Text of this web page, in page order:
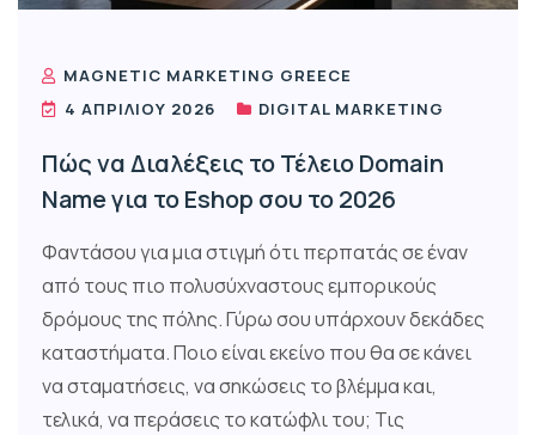
MAGNETIC MARKETING GREECE
4 ΑΠΡΙΛΊΟΥ 2026
DIGITAL MARKETING
Πώς να Διαλέξεις το Τέλειο Domain
Name για το Eshop σου το 2026
Φαντάσου για μια στιγμή ότι περπατάς σε έναν
από τους πιο πολυσύχναστους εμπορικούς
δρόμους της πόλης. Γύρω σου υπάρχουν δεκάδες
καταστήματα. Ποιο είναι εκείνο που θα σε κάνει
να σταματήσεις, να σηκώσεις το βλέμμα και,
τελικά, να περάσεις το κατώφλι του; Τις